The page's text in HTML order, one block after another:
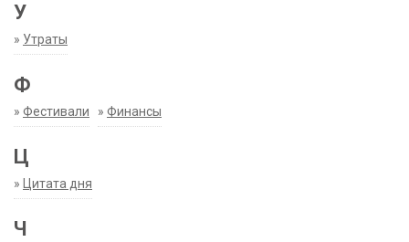
У
» Утраты
Ф
» Фестивали » Финансы
Ц
» Цитата дня
Ч